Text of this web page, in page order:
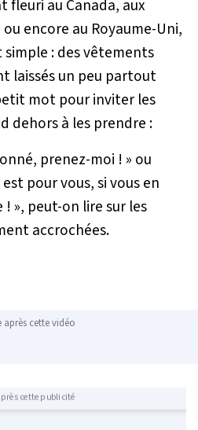
fleuri au Canada, aux
encore au Royaume-Uni,
: des vêtements
laissés un peu partout
mot pour inviter les
dehors à les prendre :
prenez-moi ! » ou
pour vous, si vous en
», peut-on lire sur les
accrochées.
après cette vidéo
cette publicité